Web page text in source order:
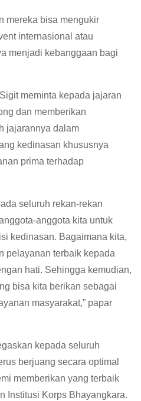
mereka bisa mengukir
internasional atau
menjadi kebanggaan bagi
meminta kepada jajaran
dan memberikan
jajarannya dalam
kedinasan khususnya
prima terhadap
seluruh rekan-rekan
anggota kita untuk
kedinasan. Bagaimana kita,
pelayanan terbaik kepada
hati. Sehingga kemudian,
bisa kita berikan sebagai
masyarakat,” papar
kepada seluruh
berjuang secara optimal
memberikan yang terbaik
Institusi Korps Bhayangkara.